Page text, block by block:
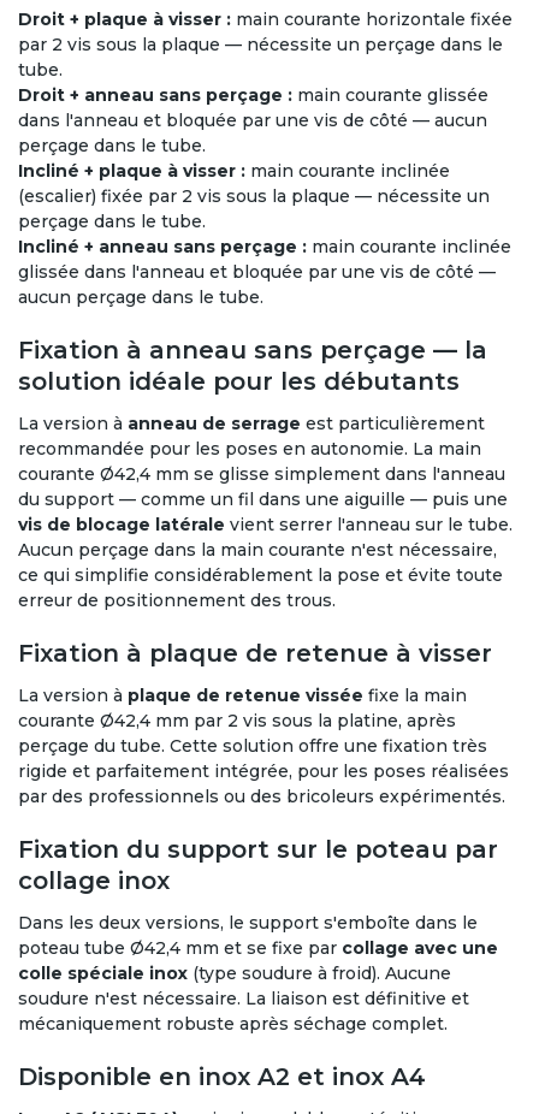
Droit + plaque à visser : main courante horizontale fixée
par 2 vis sous la plaque — nécessite un perçage dans le
tube.
Droit + anneau sans perçage : main courante glissée
dans l'anneau et bloquée par une vis de côté — aucun
perçage dans le tube.
Incliné + plaque à visser : main courante inclinée
(escalier) fixée par 2 vis sous la plaque — nécessite un
perçage dans le tube.
Incliné + anneau sans perçage : main courante inclinée
glissée dans l'anneau et bloquée par une vis de côté —
aucun perçage dans le tube.
Fixation à anneau sans perçage — la
solution idéale pour les débutants
La version à anneau de serrage est particulièrement
recommandée pour les poses en autonomie. La main
courante Ø42,4 mm se glisse simplement dans l'anneau
du support — comme un fil dans une aiguille — puis une
vis de blocage latérale vient serrer l'anneau sur le tube.
Aucun perçage dans la main courante n'est nécessaire,
ce qui simplifie considérablement la pose et évite toute
erreur de positionnement des trous.
Fixation à plaque de retenue à visser
La version à plaque de retenue vissée fixe la main
courante Ø42,4 mm par 2 vis sous la platine, après
perçage du tube. Cette solution offre une fixation très
rigide et parfaitement intégrée, pour les poses réalisées
par des professionnels ou des bricoleurs expérimentés.
Fixation du support sur le poteau par
collage inox
Dans les deux versions, le support s'emboîte dans le
poteau tube Ø42,4 mm et se fixe par collage avec une
colle spéciale inox (type soudure à froid). Aucune
soudure n'est nécessaire. La liaison est définitive et
mécaniquement robuste après séchage complet.
Disponible en inox A2 et inox A4